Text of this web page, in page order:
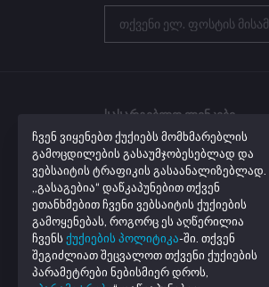
ᲡᲐᲡᲐᲠᲒᲔᲑᲚᲝ ᲚᲘᲜᲙᲔᲑᲘ
პროგრამული უზრუნველყოფა
ლინკების შემოკლება
ჩვენ ვიყენებთ ქუქიებს მომხმარებლის
გამოცდილების გასაუმჯობესებლად და
ვებსაიტის ტრაფიკის გასაანალიზებლად.
„გასაგებია“ დაწკაპუნებით თქვენ
ეთანხმებით ჩვენი ვებსაიტის ქუქიების
გამოყენებას, როგორც ეს აღწერილია
ჩვენს ქუქიების პოლიტიკა-ში. თქვენ
შეგიძლიათ შეცვალოთ თქვენი ქუქიების
პარამეტრები ნებისმიერ დროს,